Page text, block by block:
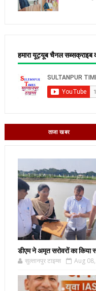
हमारा यूट्यूब चैनल सब्सक्राइब
ताजा खबर
डीएम ने अमृत सरोवरों का किया
सुल्तानपुर टाइम्स Aug